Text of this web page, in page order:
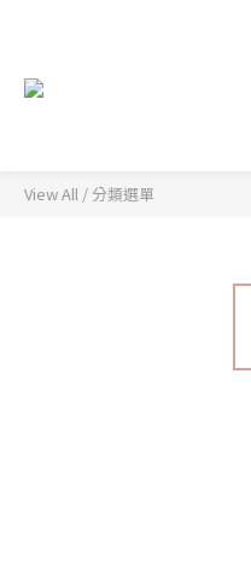
View All / 分類選單